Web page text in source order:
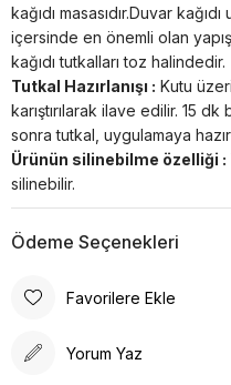
kağıdı masasıdır.Duvar
içersinde en önemli olan
kağıdı tutkalları toz halindedir.
Tutkal Hazırlanışı : Kutu
karıştırılarak ilave edilir. 15
sonra tutkal, uygulamaya
Ürünün silinebilme özelliği :
silinebilir.
Ödeme Seçenekleri
Favorilere Ekle
Yorum Yaz